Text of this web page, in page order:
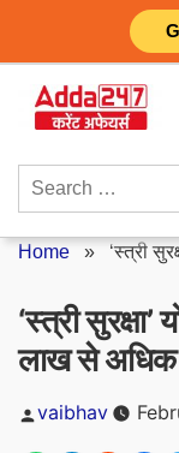
content
Search
Home » ‘स्त्री
‘स्त्री
लाख से अधिक
Posted
vaibhav